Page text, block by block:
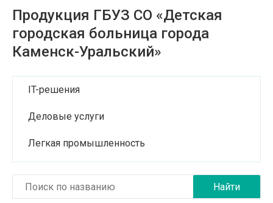
Продукция ГБУЗ СО «Детская
городская больница города
Каменск-Уральский»
IT-решения
Деловые услуги
Легкая промышленность
Медицинские услуги